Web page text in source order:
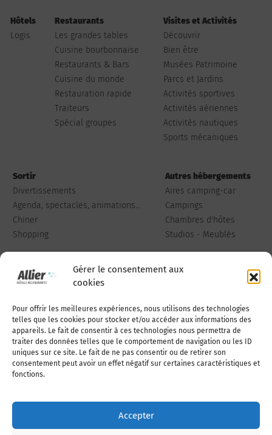
Gérer le consentement aux
cookies
Pour offrir les meilleures expériences, nous utilisons des technologies
telles que les cookies pour stocker et/ou accéder aux informations des
appareils. Le fait de consentir à ces technologies nous permettra de
traiter des données telles que le comportement de navigation ou les ID
uniques sur ce site. Le fait de ne pas consentir ou de retirer son
consentement peut avoir un effet négatif sur certaines caractéristiques et
fonctions.
Accepter
Hôtels
Logis
Restaurants
Les grandes tables
Cuisine bourbonnaise
Restaurants & Bars
Cuisine du monde
Restauration rapide
Traiteurs
Spécial groupes
Visites et Activités
Découvrir
Bien être
Musées Patrimoine
Parcs et Jardins
Activités sportives
Activités aériennes
Activités nautiques
Sports mécaniques
Sortir
Divertissements
Agenda, spectacles, animations...
Chiner
Shopping
Autres hébergements
Aires camping-car
Campings
Chambres d'hôtes
Studios - Meublés
Qui sommes-nous Publiez votre annonce
Adhérer à l’association Nous contacter